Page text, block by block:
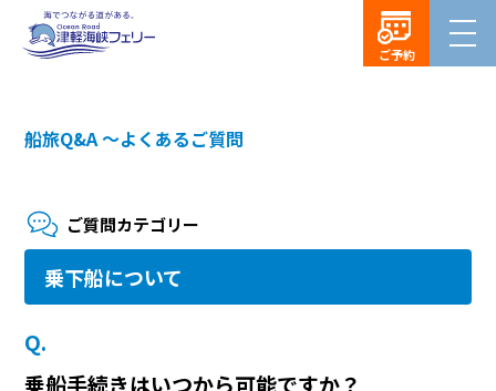
ご予約
船旅Q&A ～よくあるご質問
ご質問カテゴリー
乗下船について
乗船手続きはいつから可能ですか？